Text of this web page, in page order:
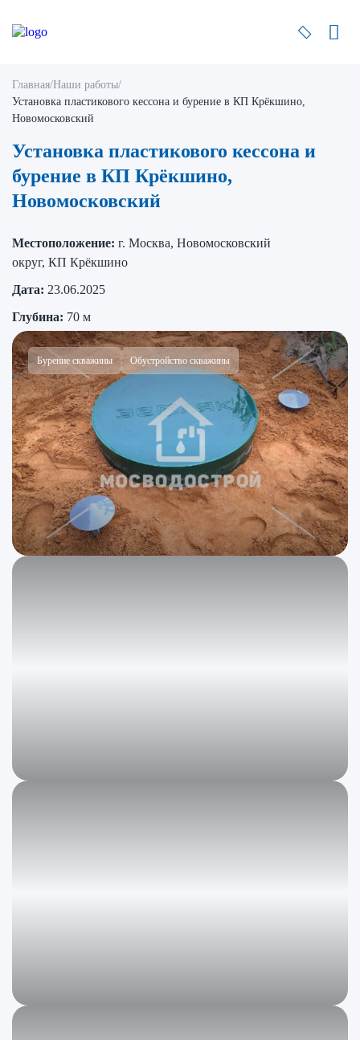
Главная/Наши работы/
Установка пластикового кессона и бурение в КП Крёкшино,
Новомосковский
Установка пластикового кессона и
бурение в КП Крёкшино,
Новомосковский
Местоположение: г. Москва, Новомосковский
округ, КП Крёкшино
Дата: 23.06.2025
Глубина: 70 м
Бурение скважины Обустройство скважины